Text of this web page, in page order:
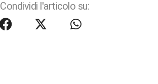
Condividi l'articolo su: